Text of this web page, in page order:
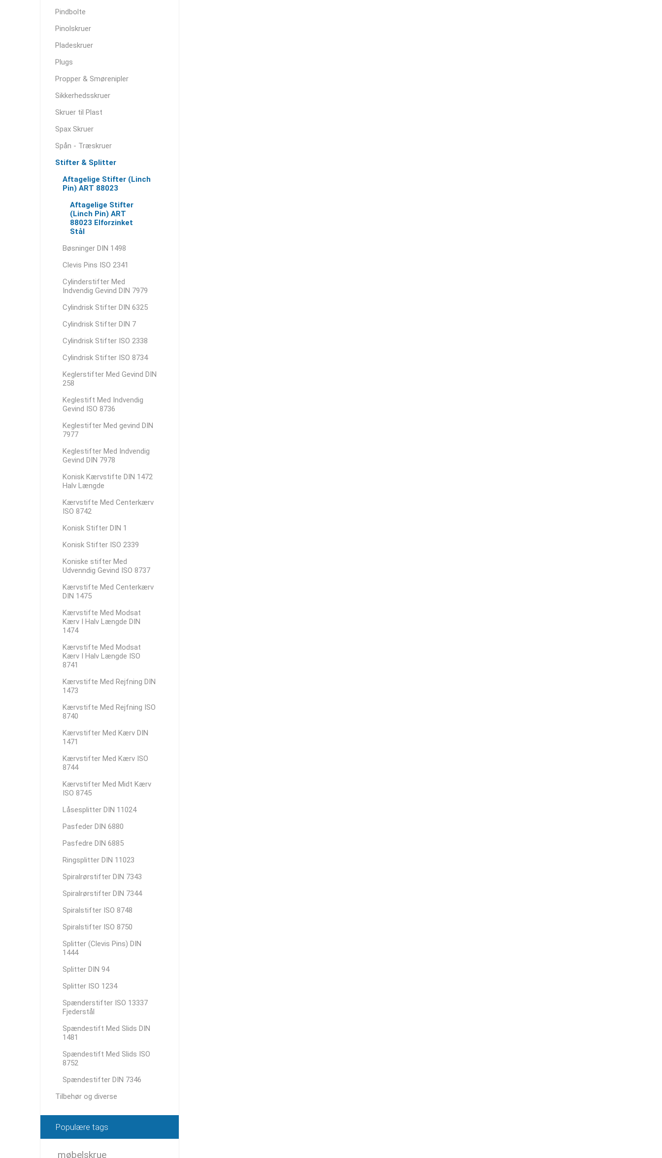
Pindbolte
Pinolskruer
Pladeskruer
Plugs
Propper & Smørenipler
Sikkerhedsskruer
Skruer til Plast
Spax Skruer
Spån - Træskruer
Stifter & Splitter
Aftagelige Stifter (Linch
Pin) ART 88023
Aftagelige Stifter
(Linch Pin) ART
88023 Elforzinket
Stål
Bøsninger DIN 1498
Clevis Pins ISO 2341
Cylinderstifter Med
Indvendig Gevind DIN 7979
Cylindrisk Stifter DIN 6325
Cylindrisk Stifter DIN 7
Cylindrisk Stifter ISO 2338
Cylindrisk Stifter ISO 8734
Keglerstifter Med Gevind DIN
258
Keglestift Med Indvendig
Gevind ISO 8736
Keglestifter Med gevind DIN
7977
Keglestifter Med Indvendig
Gevind DIN 7978
Konisk Kærvstifte DIN 1472
Halv Længde
Kærvstifte Med Centerkærv
ISO 8742
Konisk Stifter DIN 1
Konisk Stifter ISO 2339
Koniske stifter Med
Udvenndig Gevind ISO 8737
Kærvstifte Med Centerkærv
DIN 1475
Kærvstifte Med Modsat
Kærv I Halv Længde DIN
1474
Kærvstifte Med Modsat
Kærv I Halv Længde ISO
8741
Kærvstifte Med Rejfning DIN
1473
Kærvstifte Med Rejfning ISO
8740
Kærvstifter Med Kærv DIN
1471
Kærvstifter Med Kærv ISO
8744
Kærvstifter Med Midt Kærv
ISO 8745
Låsesplitter DIN 11024
Pasfeder DIN 6880
Pasfedre DIN 6885
Ringsplitter DIN 11023
Spiralrørstifter DIN 7343
Spiralrørstifter DIN 7344
Spiralstifter ISO 8748
Spiralstifter ISO 8750
Splitter (Clevis Pins) DIN
1444
Splitter DIN 94
Splitter ISO 1234
Spænderstifter ISO 13337
Fjederstål
Spændestift Med Slids DIN
1481
Spændestift Med Slids ISO
8752
Spændestifter DIN 7346
Tilbehør og diverse
Populære tags
møbelskrue